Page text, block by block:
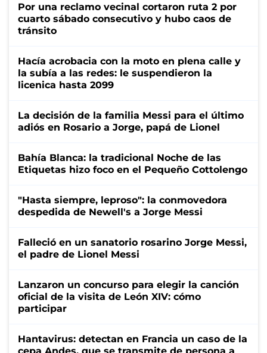
Por una reclamo vecinal cortaron ruta 2 por
cuarto sábado consecutivo y hubo caos de
tránsito
Hacía acrobacia con la moto en plena calle y
la subía a las redes: le suspendieron la
licenica hasta 2099
La decisión de la familia Messi para el último
adiós en Rosario a Jorge, papá de Lionel
Bahía Blanca: la tradicional Noche de las
Etiquetas hizo foco en el Pequeño Cottolengo
"Hasta siempre, leproso": la conmovedora
despedida de Newell's a Jorge Messi
Falleció en un sanatorio rosarino Jorge Messi,
el padre de Lionel Messi
Lanzaron un concurso para elegir la canción
oficial de la visita de León XIV: cómo
participar
Hantavirus: detectan en Francia un caso de la